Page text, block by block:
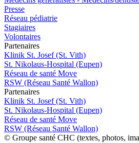
Presse
Réseau pédiatrie
Stagiaires
Volontaires
Partenaires
Klinik St. Josef (St. Vith)
St. Nikolaus-Hospital (Eupen)
Réseau de santé Move
RSW (Réseau Santé Wallon)
Partenaires
Klinik St. Josef (St. Vith)
St. Nikolaus-Hospital (Eupen)
Réseau de santé Move
RSW (Réseau Santé Wallon)
© Groupe santé CHC (textes, photos,